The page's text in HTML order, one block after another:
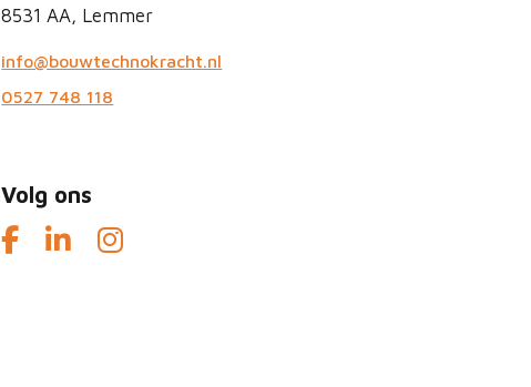
8531 AA, Lemmer
info@bouwtechnokracht.nl
0527 748 118
Volg ons